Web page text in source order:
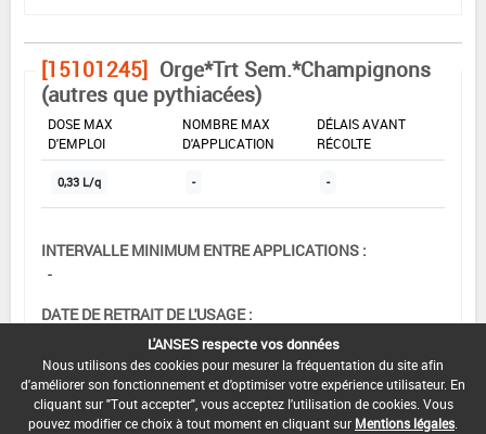
[15101245] Orge*Trt Sem.*Champignons
(autres que pythiacées)
DOSE MAX
D'EMPLOI
NOMBRE MAX
D'APPLICATION
DÉLAIS AVANT
RÉCOLTE
0,33 L/q - -
INTERVALLE MINIMUM ENTRE APPLICATIONS :
-
DATE DE RETRAIT DE L'USAGE :
DATE DE FIN DE DISTRIBUTION :
-
L'ANSES respecte vos données
Nous utilisons des cookies pour mesurer la fréquentation du site afin
d'améliorer son fonctionnement et d'optimiser votre expérience utilisateur. En
cliquant sur "Tout accepter", vous acceptez l'utilisation de cookies. Vous
pouvez modifier ce choix à tout moment en cliquant sur Mentions légales